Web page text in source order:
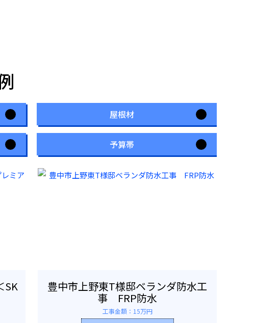
屋根材
予算帯
SK 豊中市上野東T様邸ベランダ防水工
事 FRP防水
工事金額：15万円